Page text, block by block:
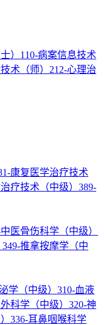
） 110-病案信息技术
术（师） 212-心理治
康复医学治疗技术
疗技术（中级） 389-
医骨伤科学（中级）
349-推拿按摩学（中
学（中级） 310-血液
科学（中级） 320-神
336-耳鼻咽喉科学